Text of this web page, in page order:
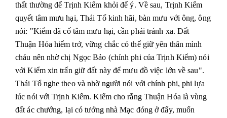
thất thường để Trịnh Kiểm khỏi để ý. Về sau, Trịnh Kiểm
quyết tâm mưu hại, Thái Tổ kinh hãi, bàn mưu với ông, ông
nói: "Kiểm đã cố tâm mưu hại, cần phải tránh xa. Đất
Thuận Hóa hiểm trở, vững chắc có thể giữ yên thân mình
cháu nên nhờ chị Ngọc Bảo (chính phi của Trịnh Kiểm) nói
với Kiểm xin trấn giữ đất này để mưu đồ việc lớn về sau".
Thái Tổ nghe theo và nhờ người nói với chính phi, phi lựa
lúc nói với Trịnh Kiểm. Kiểm cho rằng Thuận Hóa là vùng
đất ác chướng, lại có tướng nhà Mạc đóng ở đấy, muốn